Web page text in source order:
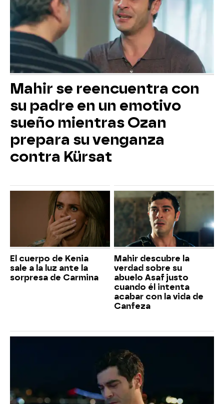
Mahir se reencuentra con
su padre en un emotivo
sueño mientras Ozan
prepara su venganza
contra Kürsat
El cuerpo de Kenia
sale a la luz ante la
sorpresa de Carmina
Mahir descubre la
verdad sobre su
abuelo Asaf justo
cuando él intenta
acabar con la vida de
Canfeza